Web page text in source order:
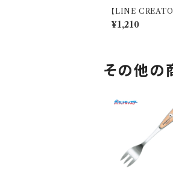
【LINE
16プレート（うさま
th）【うさまる10th
¥1,210
その他の